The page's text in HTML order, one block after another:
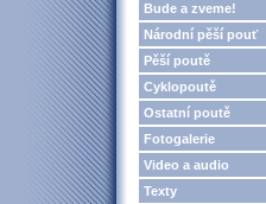
Bude a zveme!
Národní pěší pouť
Pěší poutě
Cyklopoutě
Ostatní poutě
Fotogalerie
Video a audio
Texty